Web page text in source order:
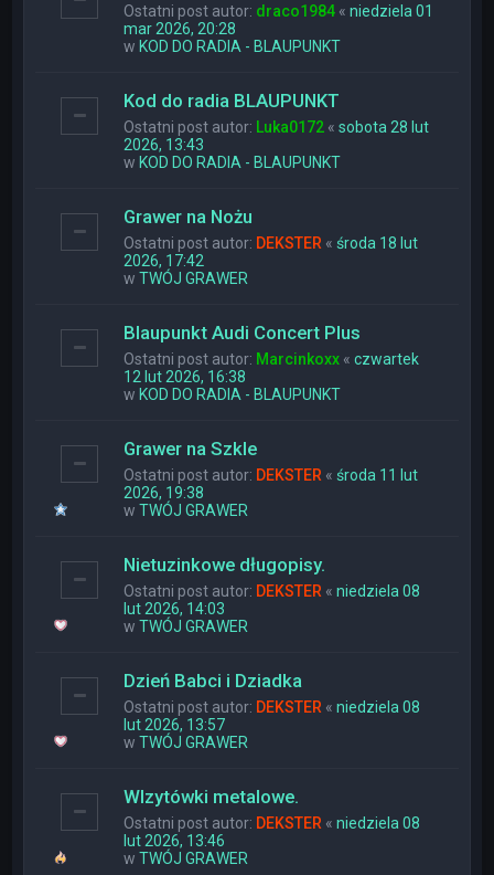
Ostatni post autor: draco1984 «niedziela 01
mar 2026, 20:28
w KOD DO RADIA - BLAUPUNKT
Kod do radia BLAUPUNKT
Ostatni post autor: Luka0172 «sobota 28 lut
2026, 13:43
w KOD DO RADIA - BLAUPUNKT
Grawer na Nożu
Ostatni post autor: DEKSTER «środa 18 lut
2026, 17:42
wTWÓJ GRAWER
Blaupunkt Audi Concert Plus
Ostatni post autor: Marcinkoxx «czwartek
12 lut 2026, 16:38
w KOD DO RADIA - BLAUPUNKT
Grawer na Szkle
Ostatni post autor: DEKSTER «środa 11 lut
2026, 19:38
wTWÓJ GRAWER
Nietuzinkowe długopisy.
Ostatni post autor: DEKSTER «niedziela 08
lut 2026, 14:03
wTWÓJ GRAWER
Dzień Babci i Dziadka
Ostatni post autor: DEKSTER «niedziela 08
lut 2026, 13:57
wTWÓJ GRAWER
WIzytówki metalowe.
Ostatni post autor: DEKSTER «niedziela 08
lut 2026, 13:46
wTWÓJ GRAWER